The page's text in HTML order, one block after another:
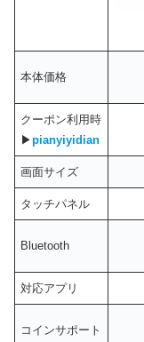
本体価格
クーポン利用時
▶pianyiyidian
画面サイズ
タッチパネル
Bluetooth
対応アプリ
コインサポート